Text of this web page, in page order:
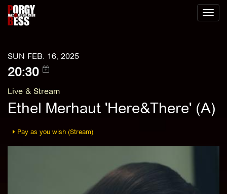
Toggle
SUN FEB. 16, 2025
20:30
Live & Stream
Ethel Merhaut 'Here&There' (A)
Pay as you wish (Stream)